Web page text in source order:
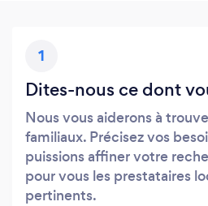
1
Dites-nous ce dont
Nous vous aiderons à
familiaux. Précisez vos
puissions affiner votre
pour vous les prestataires
pertinents.